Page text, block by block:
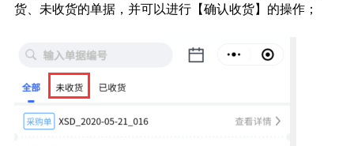
货、未收货的单据，并可以进行【确认收货】的操作；